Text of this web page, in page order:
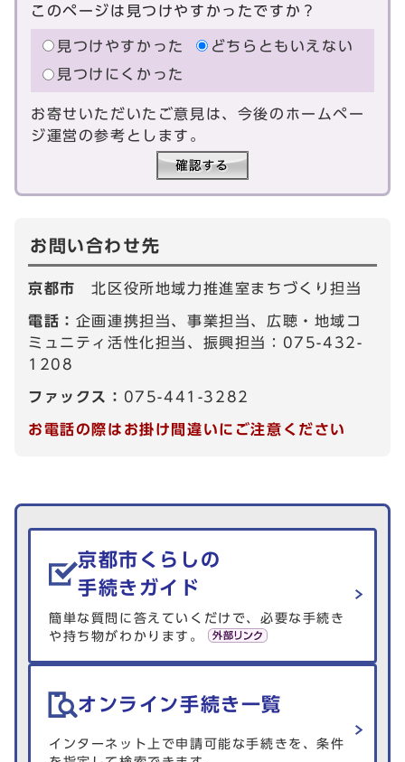
このページは見つけやすかったですか？
見つけやすかった
どちらともいえない
見つけにくかった
お寄せいただいたご意見は、今後のホームペー
ジ運営の参考とします。
お問い合わせ先
京都市北区役所地域力推進室まちづくり担当
電話： 企画連携担当、事業担当、広聴・地域コ
ミュニティ活性化担当、振興担当：075-432-
1208
ファックス： 075-441-3282
お電話の際はお掛け間違いにご注意ください
生活情報を探す
京都市くらしの
手続きガイド
簡単な質問に答えていくだけで、必要な手続き
や持ち物がわかります。
オンライン手続き一覧
インターネット上で申請可能な手続きを、条件